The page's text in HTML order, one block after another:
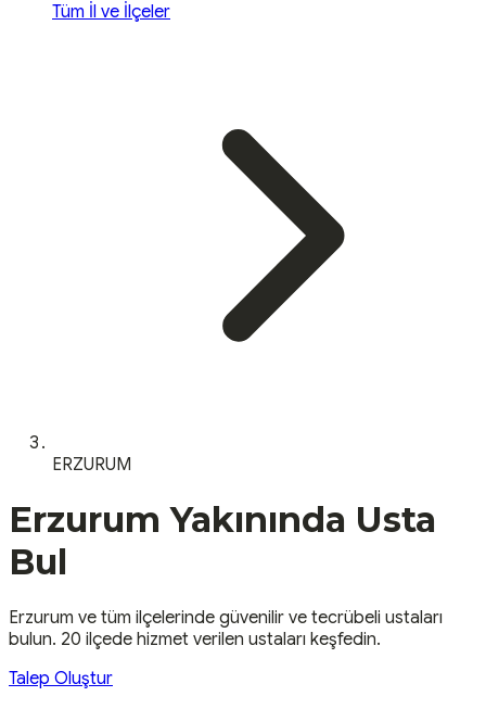
Tüm İl ve İlçeler
ERZURUM
Erzurum Yakınında Usta
Bul
Erzurum ve tüm ilçelerinde güvenilir ve tecrübeli ustaları
bulun. 20 ilçede hizmet verilen ustaları keşfedin.
Talep Oluştur